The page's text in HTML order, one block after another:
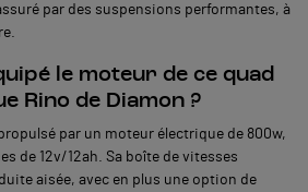
par des suspensions performantes, à
le moteur de ce quad
Rino de Diamon ?
par un moteur électrique de 800w,
de 12v/12ah. Sa boîte de vitesses
aisée, avec en plus une option de